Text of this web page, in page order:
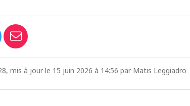
mis à jour le 15 juin 2026 à 14:56 par Matis Leggiadro